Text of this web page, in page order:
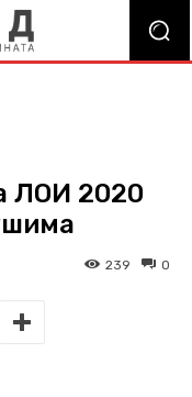
ЛОИ 2020
0
239